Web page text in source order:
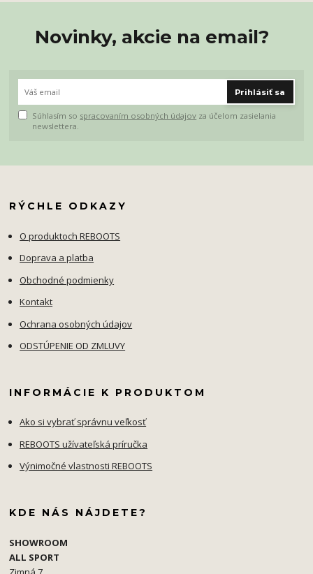
Novinky, akcie na email?
Prihlásiť sa
Súhlasím so spracovaním osobných údajov za účelom zasielania
newslettera.
RÝCHLE ODKAZY
O produktoch REBOOTS
Doprava a platba
Obchodné podmienky
Kontakt
Ochrana osobných údajov
ODSTÚPENIE OD ZMLUVY
INFORMÁCIE K PRODUKTOM
Ako si vybrať správnu veľkosť
REBOOTS užívateľská príručka
Výnimočné vlastnosti REBOOTS
KDE NÁS NÁJDETE?
SHOWROOM
ALL SPORT